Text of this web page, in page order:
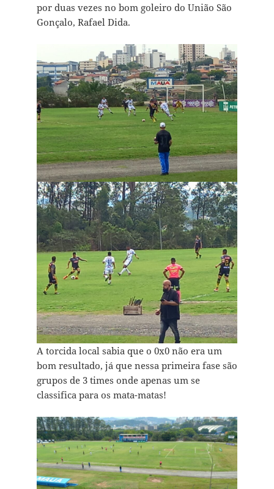
por duas vezes no bom goleiro do União São
Gonçalo, Rafael Dida.
A torcida local sabia que o 0x0 não era um
bom resultado, já que nessa primeira fase são
grupos de 3 times onde apenas um se
classifica para os mata-matas!